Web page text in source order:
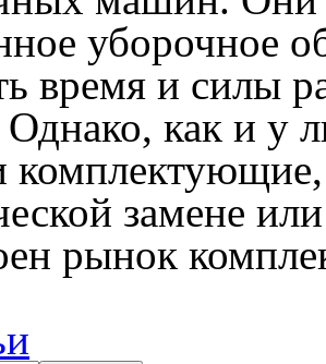
уборочное
время и силы
Однако, как и у
замене
рынок